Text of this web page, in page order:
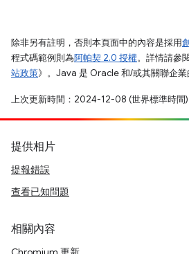
除非另有註明，否則本頁面中的內容是採用
程式碼範例則為阿帕契 2.0 授權。詳情請參
站政策》。Java 是 Oracle 和/或其關聯企業
上次更新時間：2024-12-08 (世界標準時間)
提供相片
提報錯誤
查看已知問題
相關內容